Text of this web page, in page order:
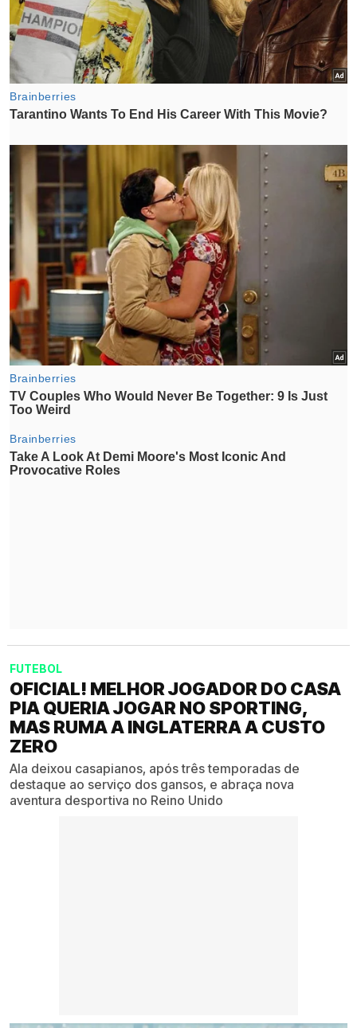
FUTEBOL
OFICIAL! MELHOR JOGADOR DO CASA
PIA QUERIA JOGAR NO SPORTING,
MAS RUMA A INGLATERRA A CUSTO
ZERO
Ala deixou casapianos, após três temporadas de
destaque ao serviço dos gansos, e abraça nova
aventura desportiva no Reino Unido